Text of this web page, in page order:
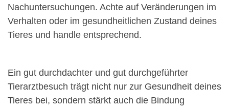
Nachuntersuchungen. Achte auf Veränderungen im
Verhalten oder im gesundheitlichen Zustand deines
Tieres und handle entsprechend.
Ein gut durchdachter und gut durchgeführter
Tierarztbesuch trägt nicht nur zur Gesundheit deines
Tieres bei, sondern stärkt auch die Bindung